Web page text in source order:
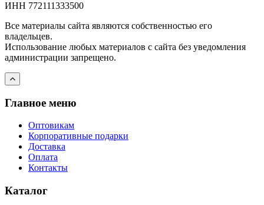
ИНН 772111333500
Все материалы сайта являются собственностью его
владельцев.
Использование любых материалов с сайта без уведомления
администрации запрещено.
Главное меню
Оптовикам
Корпоративные подарки
Доставка
Оплата
Контакты
Каталог